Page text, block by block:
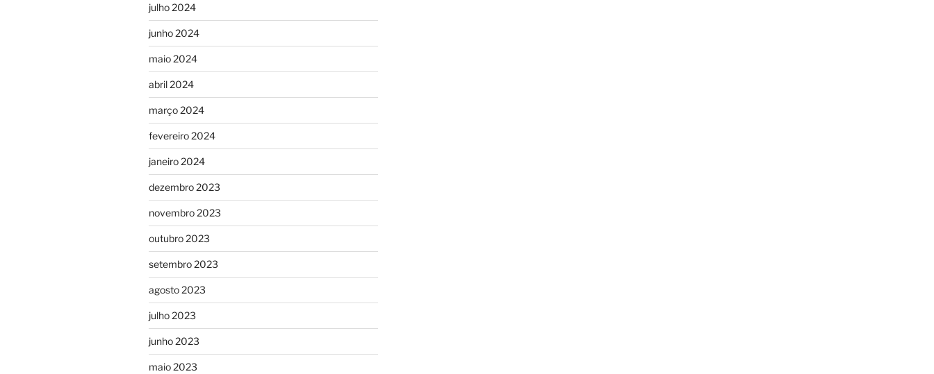
julho 2024
junho 2024
maio 2024
abril 2024
março 2024
fevereiro 2024
janeiro 2024
dezembro 2023
novembro 2023
outubro 2023
setembro 2023
agosto 2023
julho 2023
junho 2023
maio 2023